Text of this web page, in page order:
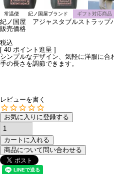
常温便 紀ノ国屋ブランド ギフト対応商品
紀ノ国屋 アジャスタブルストラッ
販売価格
税込
[ 40 ポイント進呈 ]
シンプルなデザイン、気軽に洋服に
手の長さを調節できます。
レビューを書く
お気に入りに登録する
カートに入れる
商品について問い合わせる